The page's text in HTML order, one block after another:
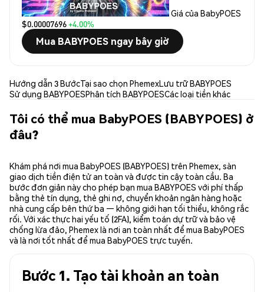
Giá của BabyPOES
$0.00007696+4.00%
Mua BABYPOES ngay bây giờ
Hướng dẫn 3 BướcTại sao chọn PhemexLưu trữ BABYPOES
Sử dụng BABYPOESPhân tích BABYPOESCác loại tiền khác
Tôi có thể mua BabyPOES (BABYPOES) ở
đâu?
Khám phá nơi mua BabyPOES (BABYPOES) trên Phemex, sàn
giao dịch tiền điện tử an toàn và được tin cậy toàn cầu. Ba
bước đơn giản này cho phép bạn mua BABYPOES với phí thấp
bằng thẻ tín dụng, thẻ ghi nợ, chuyển khoản ngân hàng hoặc
nhà cung cấp bên thứ ba — không giới hạn tối thiểu, không rắc
rối. Với xác thực hai yếu tố (2FA), kiểm toán dự trữ và bảo vệ
chống lừa đảo, Phemex là nơi an toàn nhất để mua BabyPOES
và là nơi tốt nhất để mua BabyPOES trực tuyến.
Bước 1. Tạo tài khoản an toàn